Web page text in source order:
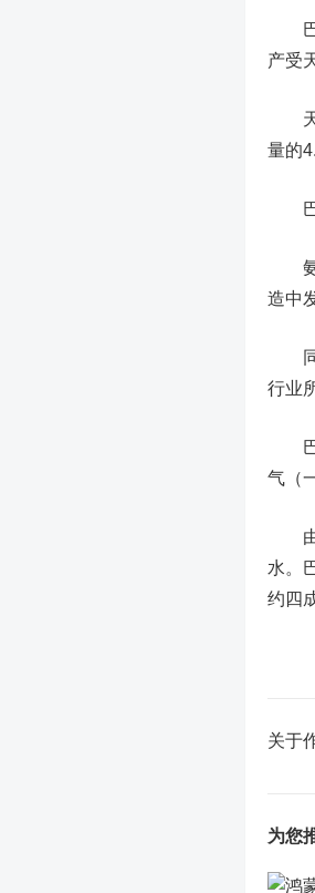
巴
产受
天
量的
巴
氨
造中
同
行业
巴
气（
由
水。
约四
关于
为您